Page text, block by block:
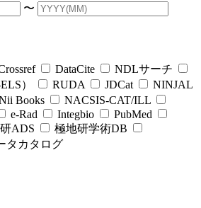
〜
DataCite
NDLサーチ
）
RUDA JDCat
NINJAL
Books
NACSIS-CAT/ILL
e-Rad Integbio
PubMed
ADS
極地研学術DB
タカタログ